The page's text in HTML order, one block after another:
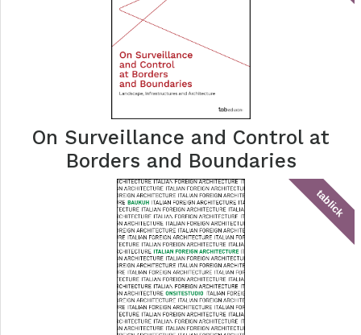
On Surveillance and Control at
Borders and Boundaries
tablick